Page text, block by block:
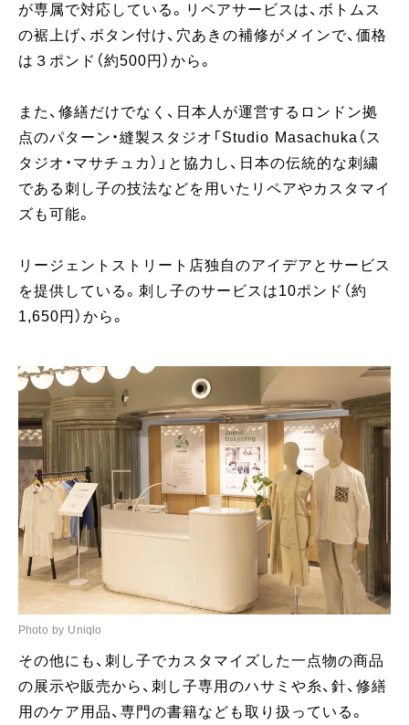
が専属で対応している。リペアサービスは、ボトムス
の裾上げ、ボタン付け、穴あきの補修がメインで、価格
は３ポンド（約500円）から。
また、修繕だけでなく、日本人が運営するロンドン拠
点のパターン・縫製スタジオ「Studio Masachuka（ス
タジオ・マサチュカ）」と協力し、日本の伝統的な刺繍
である刺し子の技法などを用いたリペアやカスタマイ
ズも可能。
リージェントストリート店独自のアイデアとサービス
を提供している。刺し子のサービスは10ポンド（約
1,650円）から。
Photo by Uniqlo
その他にも、刺し子でカスタマイズした一点物の商品
の展示や販売から、刺し子専用のハサミや糸、針、修繕
用のケア用品、専門の書籍なども取り扱っている。